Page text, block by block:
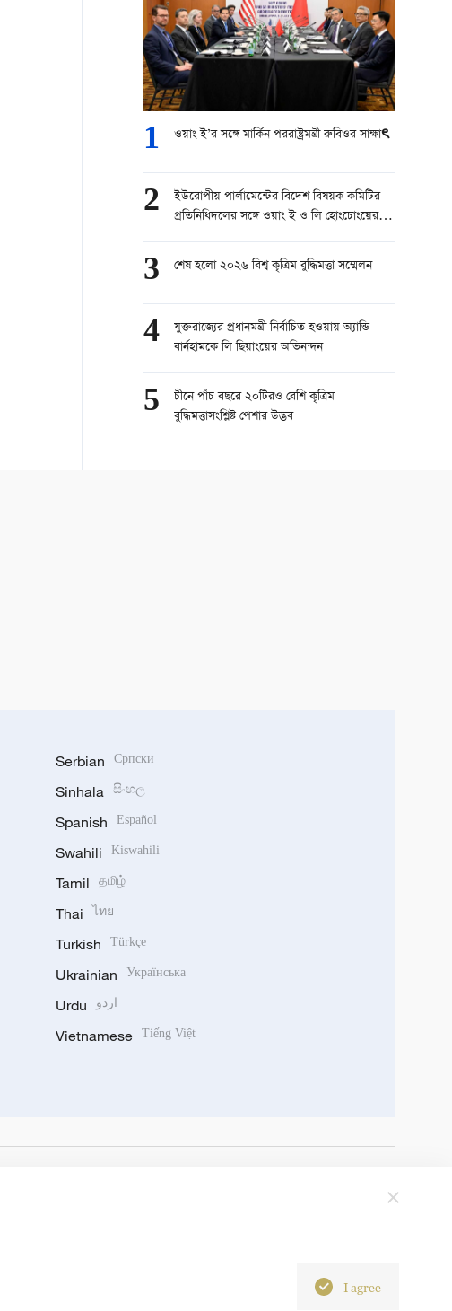
1 ওয়াং ই’র সঙ্গে মার্কিন পররাষ্ট্রমন্ত্রী রুবিওর সাক্ষাৎ
2
ইউরোপীয় পার্লামেন্টের বিদেশ বিষয়ক কমিটির
প্রতিনিধিদলের সঙ্গে ওয়াং ই ও লি হোংচোংয়ের
3 শেষ হলো ২০২৬ বিশ্ব কৃত্রিম বুদ্ধিমত্তা সম্মেলন
4
যুক্তরাজ্যের প্রধানমন্ত্রী নির্বাচিত হওয়ায় অ্যান্ডি
বার্নহামকে লি ছিয়াংয়ের অভিনন্দন
5
চীনে পাঁচ বছরে ২০টিরও বেশি কৃত্রিম
বুদ্ধিমত্তাসংশ্লিষ্ট পেশার উদ্ভব
Serbian Српски
Sinhala සිංහල
Spanish Español
Swahili Kiswahili
Tamil தமிழ்
Thai ไทย
Turkish Türkçe
Ukrainian Українська
Urdu اردو
Vietnamese Tiếng Việt
I agree